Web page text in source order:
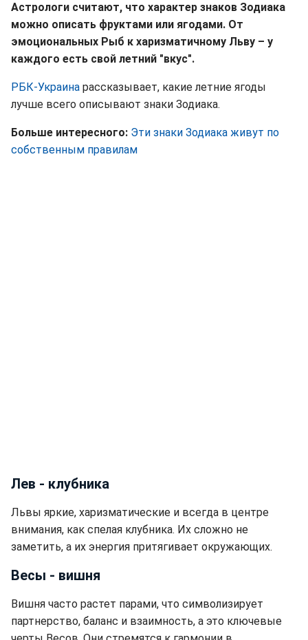
Астрологи считают, что характер знаков Зодиака
можно описать фруктами или ягодами. От
эмоциональных Рыб к харизматичному Льву – у
каждого есть свой летний "вкус".
РБК-Украина рассказывает, какие летние ягоды
лучше всего описывают знаки Зодиака.
Больше интересного: Эти знаки Зодиака живут по
собственным правилам
Лев - клубника
Львы яркие, харизматические и всегда в центре
внимания, как спелая клубника. Их сложно не
заметить, а их энергия притягивает окружающих.
Весы - вишня
Вишня часто растет парами, что символизирует
партнерство, баланс и взаимность, а это ключевые